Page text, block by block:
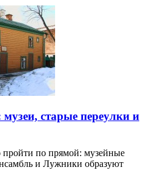
старые переулки и
пройти по прямой: музейные
и Лужники образуют